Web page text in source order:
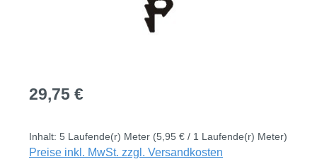
Regulärer Preis:
29,75 €
Inhalt: 5 Laufende(r) Meter (5,95 € / 1 Laufende(r) Meter)
Preise inkl. MwSt. zzgl. Versandkosten